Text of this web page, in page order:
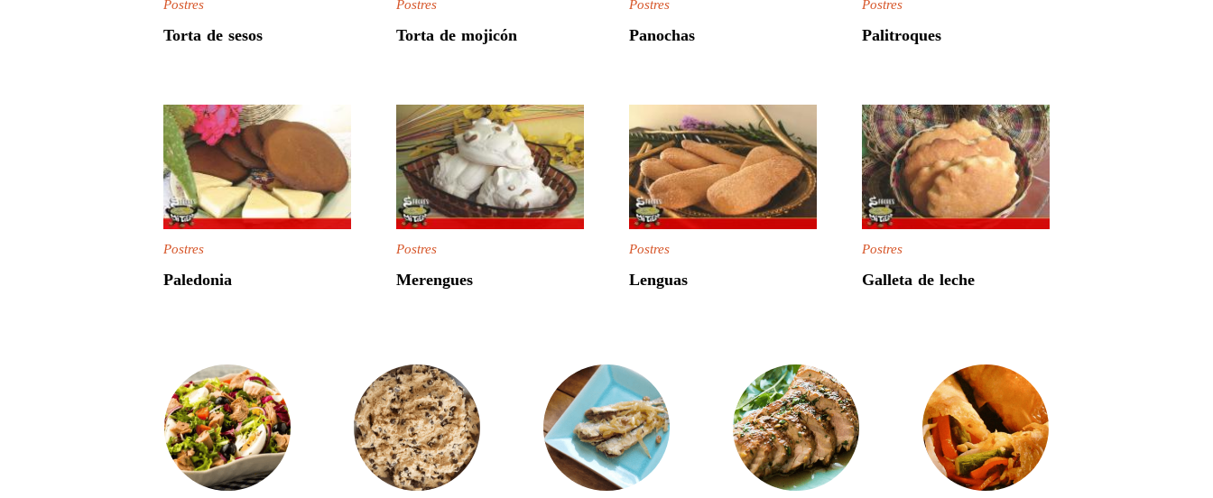
Postres
Torta de sesos
Postres
Torta de mojicón
Postres
Panochas
Postres
Palitroques
Postres
Paledonia
Postres
Merengues
Postres
Lenguas
Postres
Galleta de leche